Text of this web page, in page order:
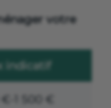
votre
indicatif
€-1 500 €